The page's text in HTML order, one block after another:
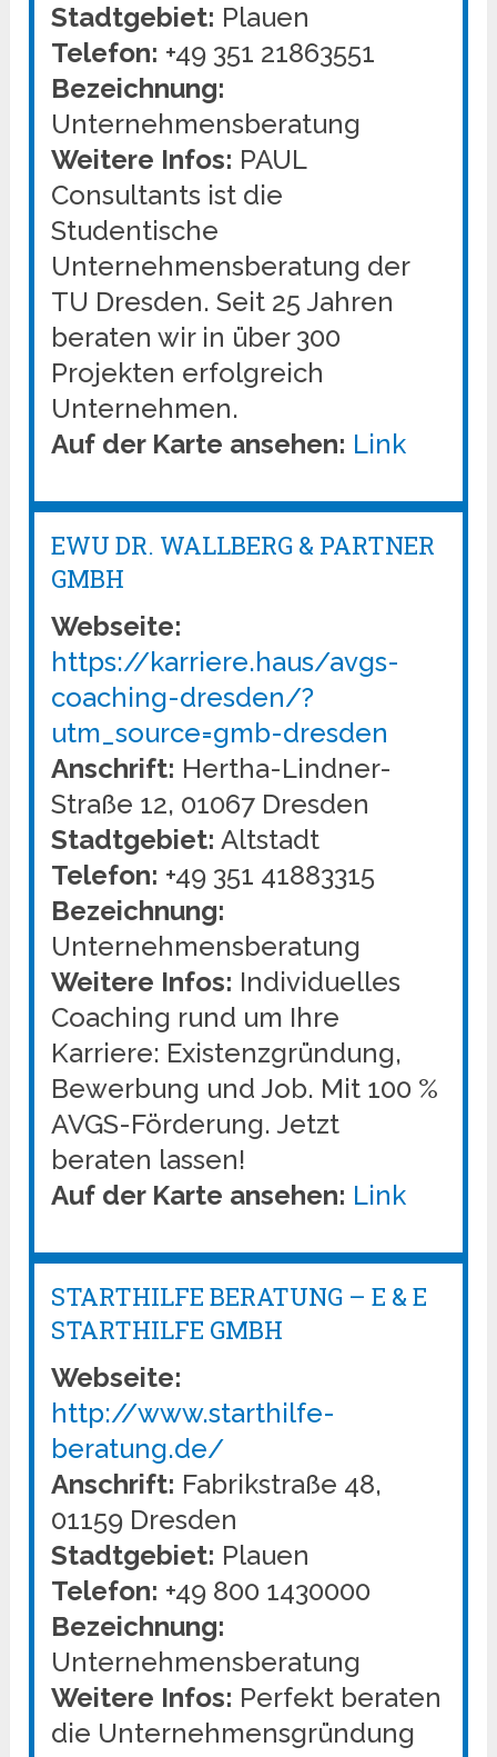
Stadtgebiet: Plauen
Telefon: +49 351 21863551
Bezeichnung:
Unternehmensberatung
Weitere Infos: PAUL
Consultants ist die
Studentische
Unternehmensberatung der
TU Dresden. Seit 25 Jahren
beraten wir in über 300
Projekten erfolgreich
Unternehmen.
Auf der Karte ansehen: Link
EWU DR. WALLBERG & PARTNER
GMBH
Webseite:
https://karriere.haus/avgs-
coaching-dresden/?
utm_source=gmb-dresden
Anschrift: Hertha-Lindner-
Straße 12, 01067 Dresden
Stadtgebiet: Altstadt
Telefon: +49 351 41883315
Bezeichnung:
Unternehmensberatung
Weitere Infos: Individuelles
Coaching rund um Ihre
Karriere: Existenzgründung,
Bewerbung und Job. Mit 100 %
AVGS-Förderung. Jetzt
beraten lassen!
Auf der Karte ansehen: Link
STARTHILFE BERATUNG – E & E
STARTHILFE GMBH
Webseite:
http://www.starthilfe-
beratung.de/
Anschrift: Fabrikstraße 48,
01159 Dresden
Stadtgebiet: Plauen
Telefon: +49 800 1430000
Bezeichnung:
Unternehmensberatung
Weitere Infos: Perfekt beraten
die Unternehmensgründung